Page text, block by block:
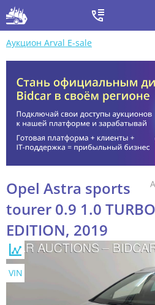
Аукцион Arval E-sale
Opel Astra sports
tourer 0.9 1.0
EDITION, 2019
VIN